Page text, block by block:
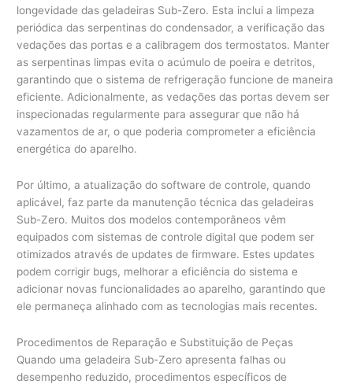
longevidade das geladeiras Sub-Zero. Esta inclui a limpeza
periódica das serpentinas do condensador, a verificação das
vedações das portas e a calibragem dos termostatos. Manter
as serpentinas limpas evita o acúmulo de poeira e detritos,
garantindo que o sistema de refrigeração funcione de maneira
eficiente. Adicionalmente, as vedações das portas devem ser
inspecionadas regularmente para assegurar que não há
vazamentos de ar, o que poderia comprometer a eficiência
energética do aparelho.
Por último, a atualização do software de controle, quando
aplicável, faz parte da manutenção técnica das geladeiras
Sub-Zero. Muitos dos modelos contemporâneos vêm
equipados com sistemas de controle digital que podem ser
otimizados através de updates de firmware. Estes updates
podem corrigir bugs, melhorar a eficiência do sistema e
adicionar novas funcionalidades ao aparelho, garantindo que
ele permaneça alinhado com as tecnologias mais recentes.
Procedimentos de Reparação e Substituição de Peças
Quando uma geladeira Sub-Zero apresenta falhas ou
desempenho reduzido, procedimentos específicos de